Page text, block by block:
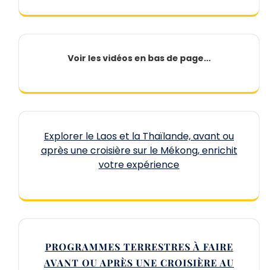
Voir les vidéos en bas de page...
Explorer le Laos et la Thaïlande, avant ou
après une croisière sur le Mékong, enrichit
votre expérience
PROGRAMMES TERRESTRES À FAIRE
AVANT OU APRÈS UNE CROISIÈRE AU